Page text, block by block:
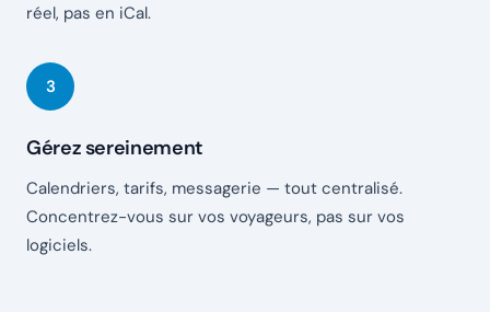
réel, pas en iCal.
Gérez sereinement
Calendriers, tarifs, messagerie — tout centralisé.
Concentrez-vous sur vos voyageurs, pas sur vos
logiciels.